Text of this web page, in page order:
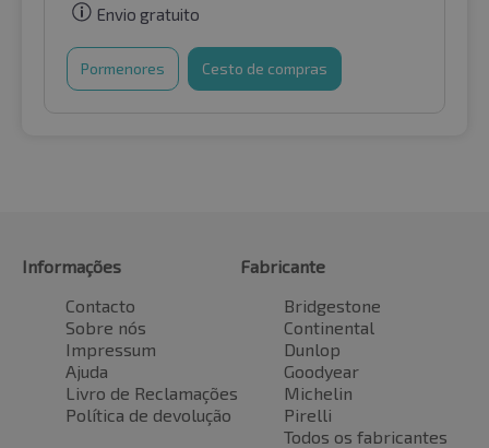
Envio gratuito
Pormenores Cesto de compras
Informações
Contacto
Sobre nós
Impressum
Ajuda
Livro de Reclamações
Política de devolução
Fabricante
Bridgestone
Continental
Dunlop
Goodyear
Michelin
Pirelli
Todos os fabricantes